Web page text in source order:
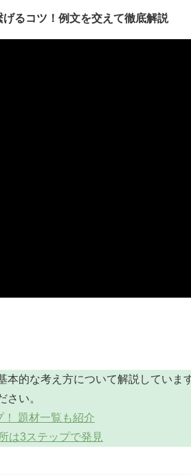
るコツ！例文を交えて徹底解説
本的な考え方について解説していま
い。
題材一覧も紹介
は3ステップで発見